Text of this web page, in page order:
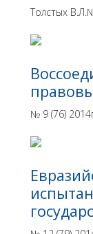
Толстых
№ 9 (76)